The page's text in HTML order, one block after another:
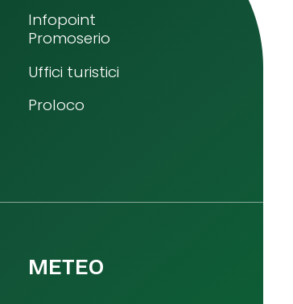
Infopoint
Promoserio
Uffici turistici
Proloco
METEO